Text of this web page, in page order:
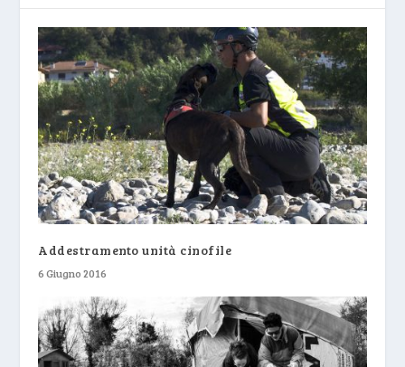
Addestramento unità cinofile
6 Giugno 2016